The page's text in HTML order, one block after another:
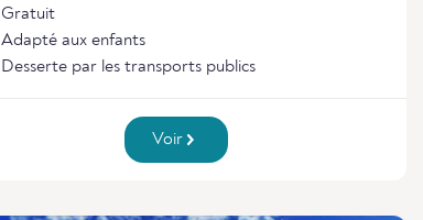
Gratuit
Adapté aux enfants
Desserte par les transports publics
Voir